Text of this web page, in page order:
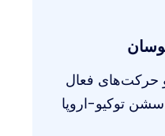
حرکت‌های فعال
توکیو-اروپا